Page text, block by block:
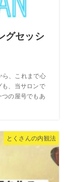
グセッシ
ら、これまで心
も、当サロンで
つの屋号でもあ
とくさんの内観法